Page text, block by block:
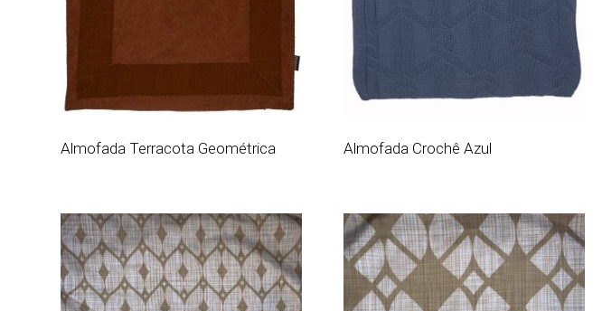
Almofada Terracota Geométrica Almofada Crochê Azul